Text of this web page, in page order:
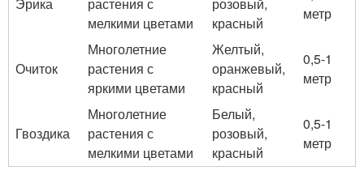
мелкими цветами
красный
метр
Очиток
Многолетние
растения с
яркими цветами
Желтый,
оранжевый,
красный
0,5-1
метр
Гвоздика
Многолетние
растения с
мелкими цветами
Белый,
розовый,
красный
0,5-1
метр